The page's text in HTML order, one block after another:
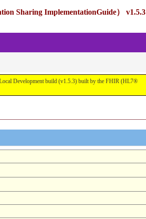
Sharing ImplementationGuide） v1.5.3
Development build (v1.5.3) built by the FHIR (HL7®